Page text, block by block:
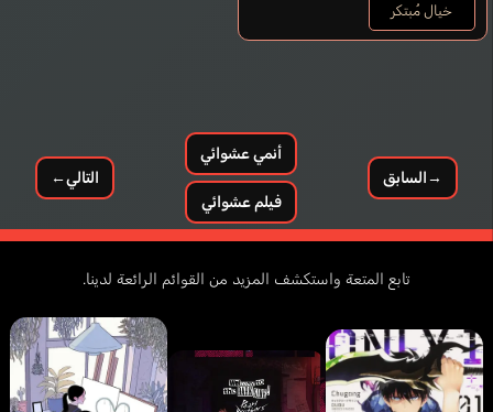
خيال مُبتكر
→السابق
أنمي عشوائي
فيلم عشوائي
التالي←
تابع المتعة واستكشف المزيد من القوائم الرائعة لدينا.